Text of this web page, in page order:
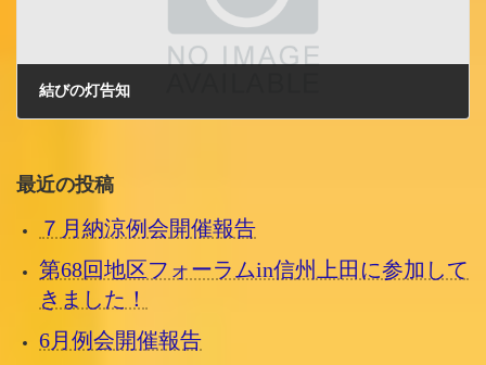
結びの灯告知
最近の投稿
７月納涼例会開催報告
第68回地区フォーラムin信州上田に参加して
きました！
6月例会開催報告